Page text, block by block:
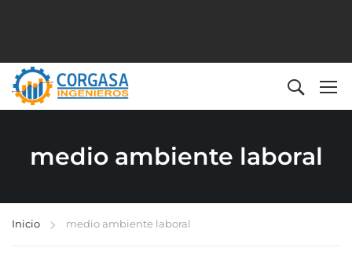
medio ambiente laboral
Inicio medio ambiente laboral